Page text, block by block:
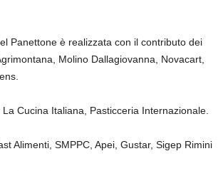
Panettone è realizzata con il contributo dei
Molino Dallagiovanna, Novacart,
Cucina Italiana, Pasticceria Internazionale.
Alimenti, SMPPC, Apei, Gustar, Sigep Rimini